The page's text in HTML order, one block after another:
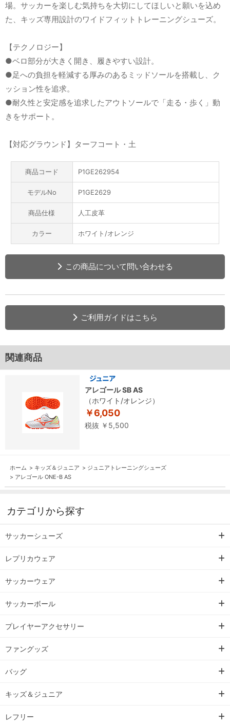
場。サッカーを楽しむ気持ちを大切にしてほしいと願いを込め
た、キッズ専用設計のワイドフィットトレーニングシューズ。
【テクノロジー】
●ベロ部分が大きく開き、履きやすい設計。
●足への負担を軽減する厚みのあるミッドソールを搭載し、ク
ッション性を追求。
●耐久性と安定感を追求したアウトソールで「走る・歩く」動
きをサポート。
【対応グラウンド】ターフコート・土
商品コード P1GE262954
モデルNo P1GE2629
商品仕様 人工皮革
カラー ホワイト/オレンジ
この商品について問い合わせる
ご利用ガイドはこちら
関連商品
アレゴール SB AS
（ホワイト/オレンジ）
￥6,050
税抜 ￥5,500
ホーム > キッズ＆ジュニア > ジュニアトレーニングシューズ
> アレゴール ONE-B AS
カテゴリから探す
サッカーシューズ
レプリカウェア
サッカーウェア
サッカーボール
プレイヤーアクセサリー
ファングッズ
バッグ
キッズ＆ジュニア
レフリー